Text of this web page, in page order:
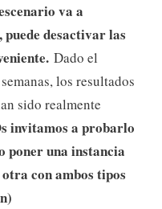
va a
desactivar las
Dado el
los resultados
sido realmente
invitamos a probarlo
poner una instancia
con ambos tipos